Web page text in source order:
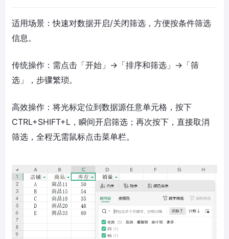
适用场景：快速对数据开启/关闭筛选，方便按条件筛选
信息。​
传统操作：需点击「开始」→「排序和筛选」→「筛
选」，步骤繁琐。​
高效操作：将光标定位到数据源任意单元格，按下
CTRL+SHIFT+L，瞬间开启筛选；再次按下，直接取消
筛选，全程无需鼠标点击菜单栏。